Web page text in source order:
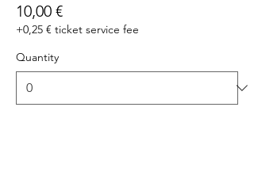
10,00 €
+0,25 € ticket service fee
Quantity